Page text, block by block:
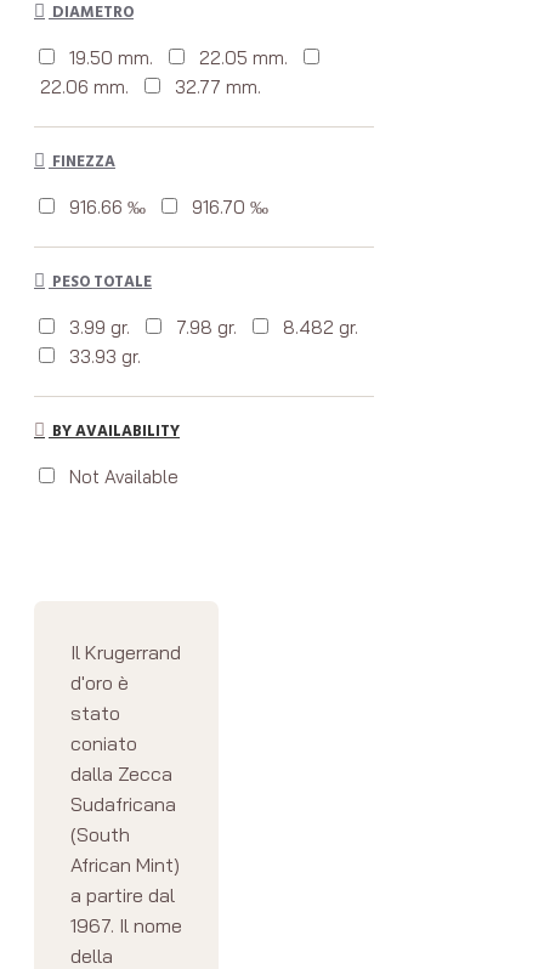
DIAMETRO
19.50 mm.
22.05 mm.
22.06 mm.
32.77 mm.
FINEZZA
916.66 ‰ 916.70 ‰
PESO TOTALE
3.99 gr. 7.98 gr.
8.482 gr.
33.93 gr.
BY AVAILABILITY
Not Available
Il Krugerrand
d'oro è
stato
coniato
dalla Zecca
Sudafricana
(South
African Mint)
a partire dal
1967. Il nome
della